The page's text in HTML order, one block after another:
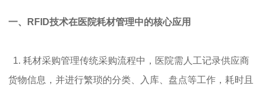
一、RFID技术在医院耗材管理中的核心应用
1. 耗材采购管理传统采购流程中，医院需人工记录供应商
货物信息，并进行繁琐的分类、入库、盘点等工作，耗时且